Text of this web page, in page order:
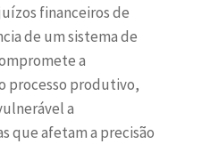
financeiros de
de um sistema de
a
processo produtivo,
a
que afetam a precisão